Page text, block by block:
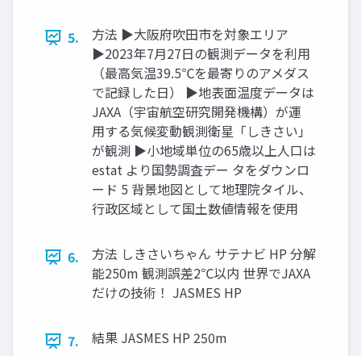
5.
方法 ▶大阪府吹田市を対象エリア
▶2023年7月27日の観測データを利用
（最高気温39.5℃を最寄りのアメダス
で記録した日） ▶地表面温度データは
JAXA（宇宙航空研究開発機構）が運
用する気候変動観測衛星「しきさい」
が観測 ▶小地域単位の65歳以上人口は
estat より国勢調査デー タをダウンロ
ード 5 背景地図として地理院タイル、
行政区域として国土数値情報を使用
6.
方法 しきさいちゃん サテナビ HP 分解
能250m 観測誤差2℃以内 世界でJAXA
だけの技術！ JASMES HP
7. 結果 JASMES HP 250m